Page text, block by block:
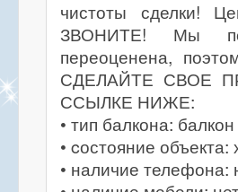
чистоты сделки!
ЗВОНИТЕ! Мы
переоценена,
СДЕЛАЙТЕ СВОЕ
ССЫЛКЕ НИЖЕ:
• тип балкона: балкон
• cостояние
• наличие телефона: